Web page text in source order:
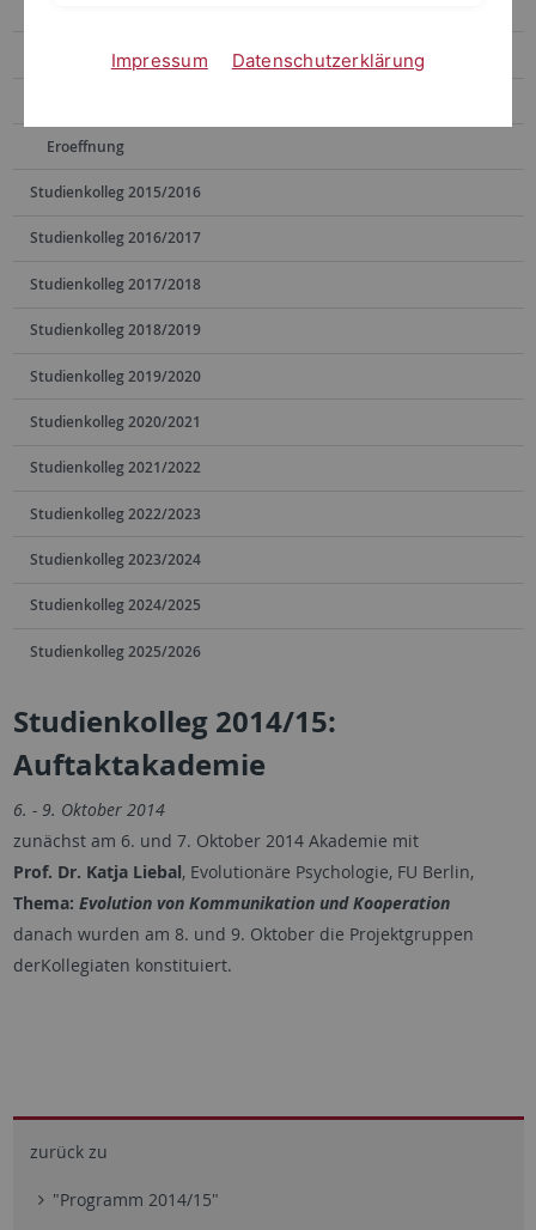
Vortraege
Eroeffnung
Studienkolleg 2015/2016
Studienkolleg 2016/2017
Studienkolleg 2017/2018
Studienkolleg 2018/2019
Studienkolleg 2019/2020
Studienkolleg 2020/2021
Studienkolleg 2021/2022
Studienkolleg 2022/2023
Studienkolleg 2023/2024
Studienkolleg 2024/2025
Studienkolleg 2025/2026
Studienkolleg 2014/15:
Auftaktakademie
6. - 9. Oktober 2014
zunächst am 6. und 7. Oktober 2014 Akademie mit
Prof. Dr. Katja Liebal, Evolutionäre Psychologie, FU Berlin,
Thema: Evolution von Kommunikation und Kooperation
danach wurden am 8. und 9. Oktober die Projektgruppen
derKollegiaten konstituiert.
zurück zu
"Programm 2014/15"
Impressum Datenschutzerklärung